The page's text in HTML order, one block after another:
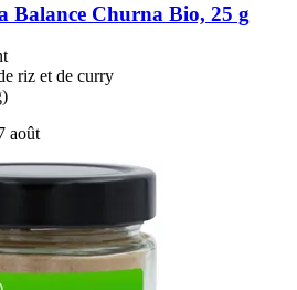
Balance Churna Bio, 25 g
riz et de curry
août